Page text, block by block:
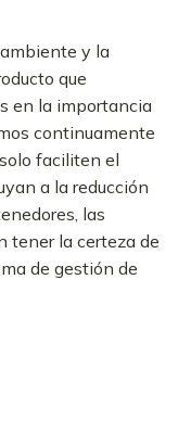
y la
que
en la importancia
continuamente
faciliten el
a la reducción
las
tener la certeza de
de gestión de